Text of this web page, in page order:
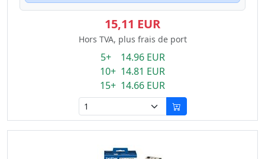
15,11 EUR
Hors TVA, plus frais de port
5+ 14.96 EUR
10+ 14.81 EUR
15+ 14.66 EUR